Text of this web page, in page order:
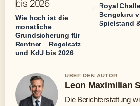
Wie hoch ist die
monatliche
Grundsicherung für
Rentner – Regelsatz
und KdU bis 2026
Royal
Bengaluru
Spielstand
UBER DEN AUTOR
Leon Maximilian
Die Berichterstattung